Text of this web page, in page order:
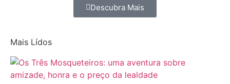
Descubra Mais
Mais Lídos